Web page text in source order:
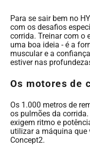
Para se sair bem no
com os desafios
corrida. Treinar com o
uma boa ideia - é a
muscular e a
estiver nas
Os motores de
Os 1.000 metros de
os pulmões da
exigem ritmo e
utilizar a máquina que
Concept2.